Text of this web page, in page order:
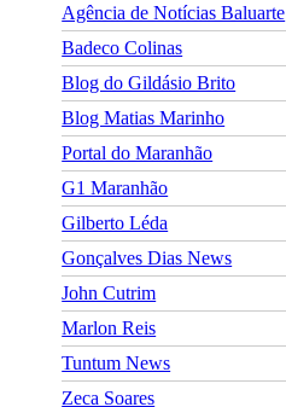
Agência de Notícias Baluarte
Badeco Colinas
Blog do Gildásio Brito
Blog Matias Marinho
Portal do Maranhão
G1 Maranhão
Gilberto Léda
Gonçalves Dias News
John Cutrim
Marlon Reis
Tuntum News
Zeca Soares